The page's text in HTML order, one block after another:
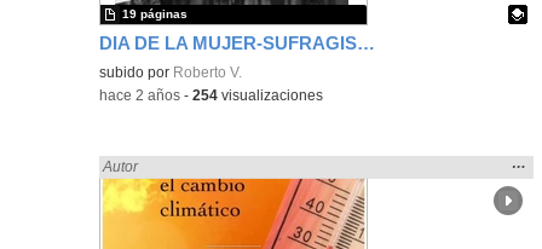
DIA DE LA MUJER-SUFRAGISTAS
Contenido educativo.
subido por Roberto V.
19 páginas
-hace 2 años -254 visualizaciones
Encontrado «LENGUA CASTELLANA» en:
Autor
la
…